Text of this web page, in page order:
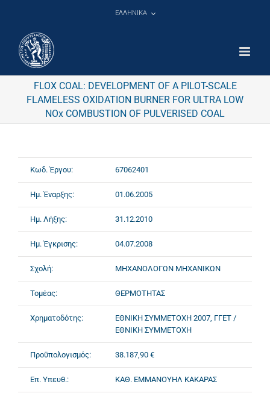
ΕΛΛΗΝΙΚΑ
FLOX COAL: DEVELOPMENT OF A PILOT-SCALE
FLAMELESS OXIDATION BURNER FOR ULTRA LOW
NOx COMBUSTION OF PULVERISED COAL
Κωδ. Έργου: 67062401
Ημ. Έναρξης: 01.06.2005
Ημ. Λήξης: 31.12.2010
Ημ. Έγκρισης: 04.07.2008
Σχολή: ΜΗΧΑΝΟΛΟΓΩΝ ΜΗΧΑΝΙΚΩΝ
Τομέας: ΘΕΡΜΟΤΗΤΑΣ
Χρηματοδότης:
ΕΘΝΙΚΗ ΣΥΜΜΕΤΟΧΗ 2007, ΓΓΕΤ /
ΕΘΝΙΚΗ ΣΥΜΜΕΤΟΧΗ
Προϋπολογισμός: 38.187,90 €
Επ. Υπευθ.: ΚΑΘ. ΕΜΜΑΝΟΥΗΛ ΚΑΚΑΡΑΣ